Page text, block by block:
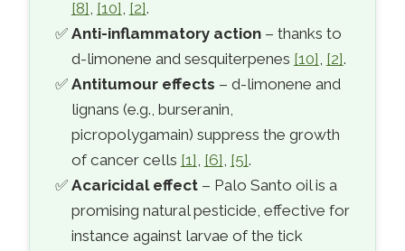
[8], [10], [2].
Anti-inflammatory action– thanks to
d-limonene and sesquiterpenes [10], [2].
Antitumour effects – d-limonene and
lignans (e.g., burseranin,
picropolygamain) suppress the growth
of cancer cells [1], [6], [5].
Acaricidal effect– Palo Santo oil is a
promising natural pesticide, effective for
instance against larvae of the tick